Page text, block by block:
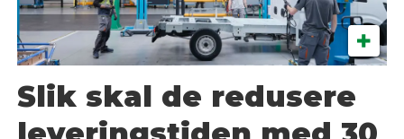
Slik skal de redusere